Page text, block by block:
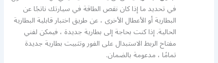
في تحديد ما إذا كان نقص الطاقة في سيارتك ناتجًا عن
البطارية أو الأعطال الأخرى ، عن طريق اختبار قابلية البطارية
الحالية. إذا كنت بحاجة إلى بطارية جديدة ، فيمكن لفني
مفتاح الربط الاستبدال على الفور وتثبيت بطارية جديدة
تمامًا ، مدعومة بالضمان.